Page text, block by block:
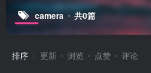
camera 共0篇
排序 更新 浏览 点赞 评论